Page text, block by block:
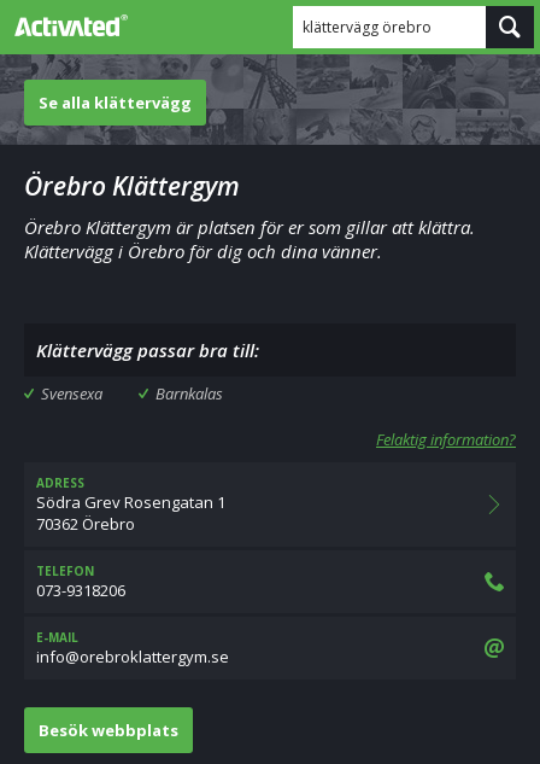
klättervägg örebro
Se alla klättervägg
Örebro Klättergym
Örebro Klättergym är platsen för er som gillar att klättra.
Klättervägg i Örebro för dig och dina vänner.
Klättervägg passar bra till:
Svensexa Barnkalas
Felaktig information?
ADRESS
Södra Grev Rosengatan 1
70362 Örebro
TELEFON
073-9318206
E-MAIL
es.mygrettalkorbero@ofni
Besök webbplats